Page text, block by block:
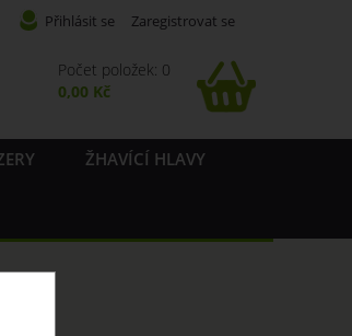
ŽHAVÍCÍ HLAVY
Přihlásit se Zaregistrovat se
Počet položek: 0
0,00 Kč